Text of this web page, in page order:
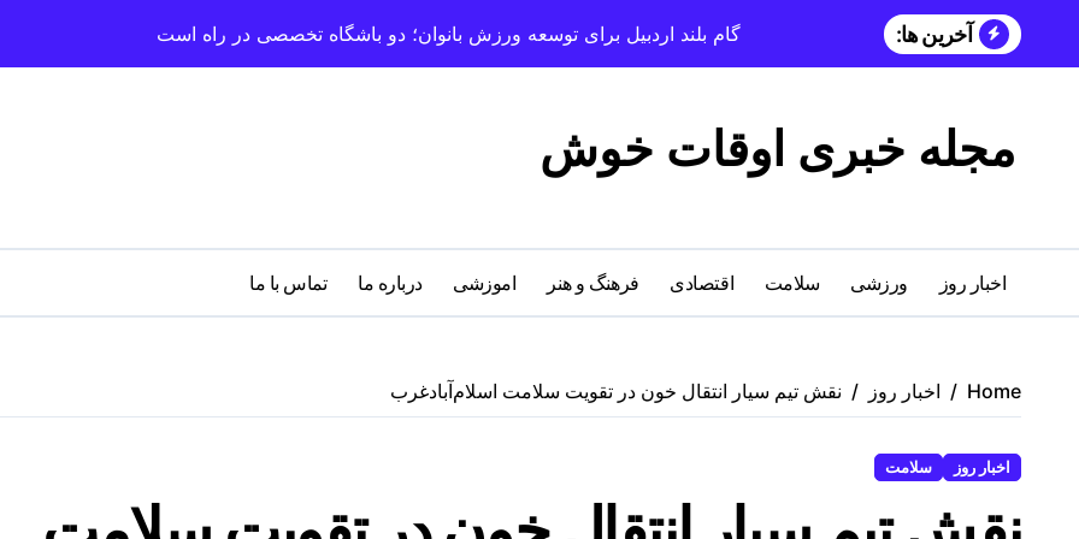
آخرین ها: گام بلند اردبیل برای توسعه ورزش بانوان؛ دو باشگاه تخصصی در راه است
مجله خبری اوقات خوش
اخبار روز ورزشی سلامت اقتصادی فرهنگ و هنر اموزشی درباره‌ ما تماس با ما
Home اخبار روز نقش تیم سیار انتقال خون در تقویت سلامت اسلام‌آبادغرب
اخبار روز سلامت